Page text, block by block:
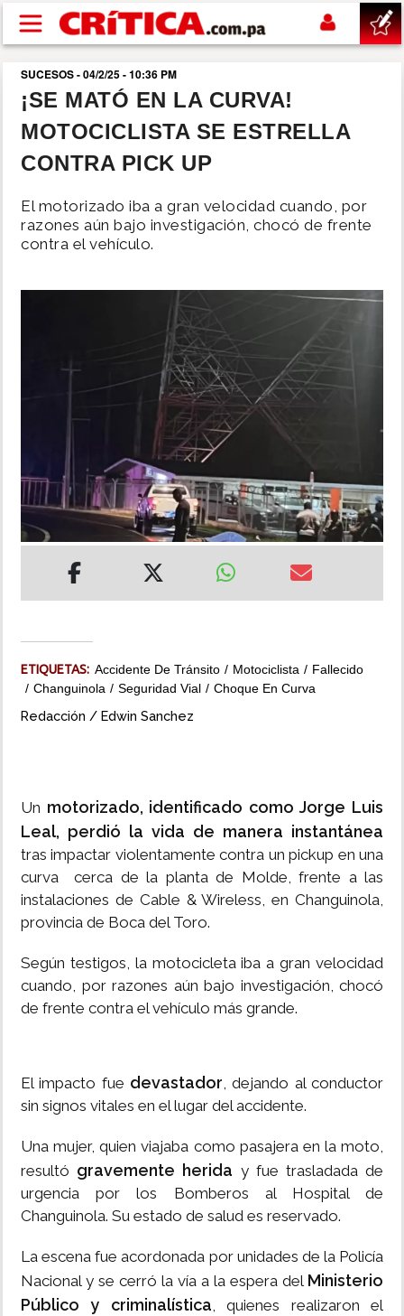
Pasar al contenido principal
buscar
SUCESOS
POLÍTICA
MULTIMEDIA
IMPRESO
SUCESOS - 04/2/25 - 10:36 PM
¡SE MATÓ EN LA CURVA!
MOTOCICLISTA SE ESTRELLA
CONTRA PICK UP
El motorizado iba a gran velocidad cuando, por
razones aún bajo investigación, chocó de frente
contra el vehículo.
ETIQUETAS: Accidente De Tránsito Motociclista
Fallecido
Changuinola
Seguridad Vial Choque En Curva
Redacción / Edwin Sanchez
Un motorizado, identificado como Jorge Luis
Leal, perdió la vida de manera instantánea
tras impactar violentamente contra un pickup en una
curva cerca de la planta de Molde, frente a las
instalaciones de Cable & Wireless, en Changuinola,
provincia de Boca del Toro.
Según testigos, la motocicleta iba a gran velocidad
cuando, por razones aún bajo investigación, chocó
de frente contra el vehículo más grande.
El impacto fue devastador, dejando al conductor
sin signos vitales en el lugar del accidente.
Una mujer, quien viajaba como pasajera en la moto,
resultó gravemente herida y fue trasladada de
urgencia por los Bomberos al Hospital de
Changuinola. Su estado de salud es reservado.
La escena fue acordonada por unidades de la Policía
Nacional y se cerró la vía a la espera del Ministerio
Público y criminalística, quienes realizaron el